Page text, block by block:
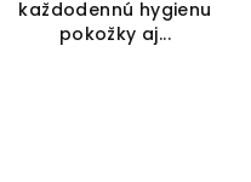
každodennú hygienu
pokožky aj...